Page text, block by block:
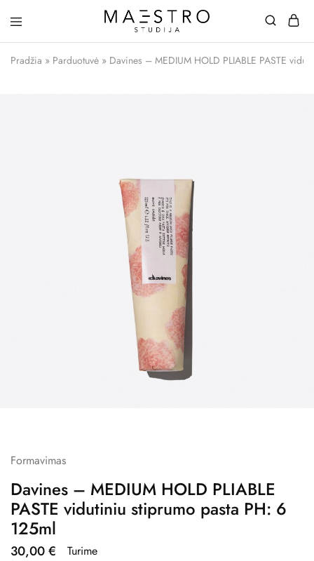
Studija
Pradžia » Parduotuvė » Davines – MEDIUM HOLD PLIABLE PASTE
Formavimas
Davines – MEDIUM HOLD PLIABLE
PASTE vidutiniu stiprumo pasta PH: 6
125ml
30,00€
Turime